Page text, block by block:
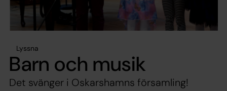
Lyssna
Barn och musik
Det svänger i Oskarshamns församling!